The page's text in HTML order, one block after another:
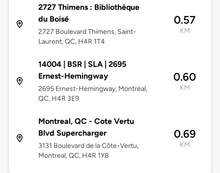
2727 Thimens : Bibliothèque
du Boisé
2727 Boulevard Thimens, Saint-
Laurent, QC, H4R 1T4
0.57
KM
14004 | BSR | SLA | 2695
Ernest-Hemingway
2695 Ernest-Hemingway, Montréal,
QC, H4R 3E9
0.60
KM
Montreal, QC - Cote Vertu
Blvd Supercharger
3131 Boulevard de la Côte-Vertu,
Montreal, QC, H4R 1Y8
0.69
KM